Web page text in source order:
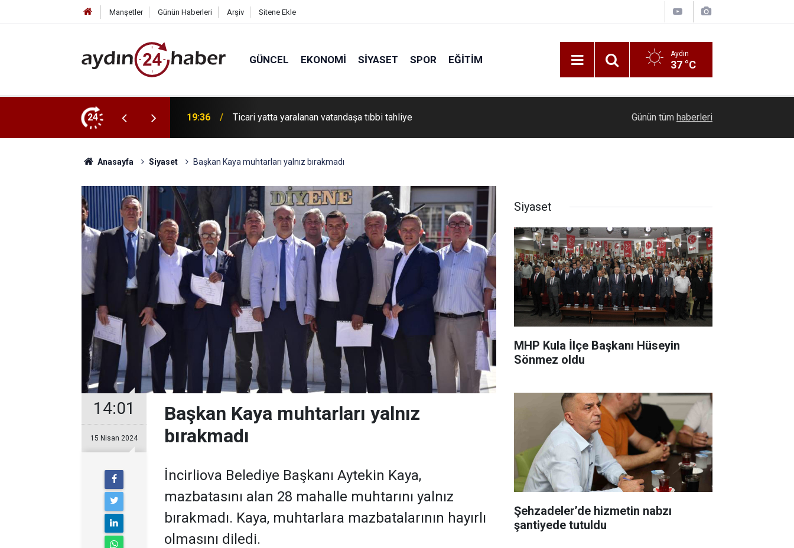
Manşetler Günün Haberleri Arşiv Sitene Ekle
GÜNCEL EKONOMI SIYASET SPOR EĞITIM Aydın
37 °C
24 19:36 Ticari yatta yaralanan vatandaşa tıbbi tahliye
çağrısı yaptı
Günün tüm haberleri
Anasayfa Siyaset Başkan Kaya muhtarları yalnız bırakmadı
14:01
15 Nisan 2024
Başkan Kaya muhtarları yalnız
bırakmadı
İncirliova Belediye Başkanı Aytekin Kaya,
mazbatasını alan 28 mahalle muhtarını yalnız
bırakmadı. Kaya, muhtarlara mazbatalarının hayırlı
olmasını diledi.
Siyaset
MHP Kula İlçe Başkanı Hüseyin
Sönmez oldu
Şehzadeler’de hizmetin nabzı
şantiyede tutuldu